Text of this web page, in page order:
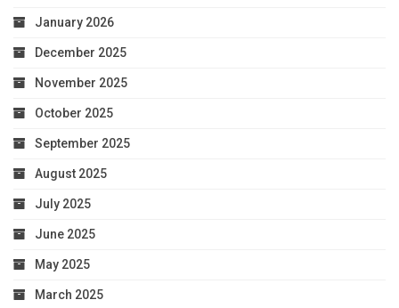
January 2026
December 2025
November 2025
October 2025
September 2025
August 2025
July 2025
June 2025
May 2025
March 2025